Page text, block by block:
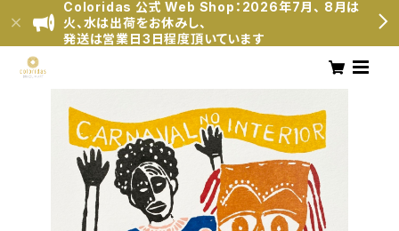
Coloridas 公式 Web Shop：2026年7月、 8月は
火、水は出荷をお休みし、
発送は営業日3日程度頂いています